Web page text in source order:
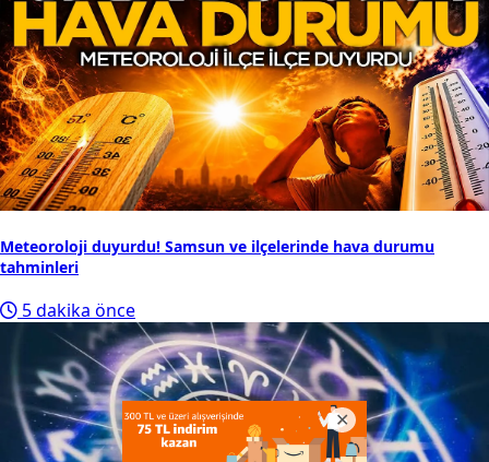
Meteoroloji duyurdu! Samsun ve ilçelerinde hava durumu
tahminleri
5 dakika önce